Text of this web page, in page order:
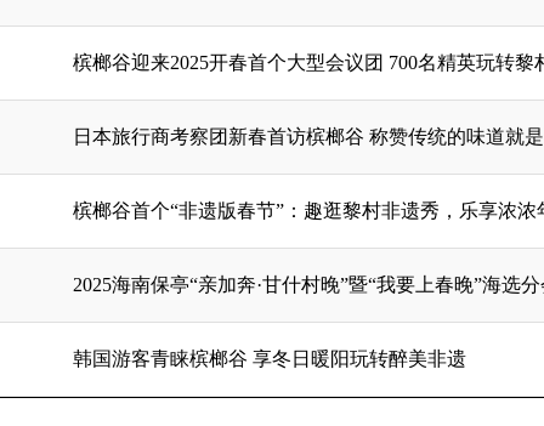
槟榔谷迎来2025开春首个大型会议团 700名精英玩转黎
日本旅行商考察团新春首访槟榔谷 称赞传统的味道就
槟榔谷首个“非遗版春节”：趣逛黎村非遗秀，乐享浓浓
2025海南保亭“亲加奔·甘什村晚”暨“我要上春晚”海选
韩国游客青睐槟榔谷 享冬日暖阳玩转醉美非遗